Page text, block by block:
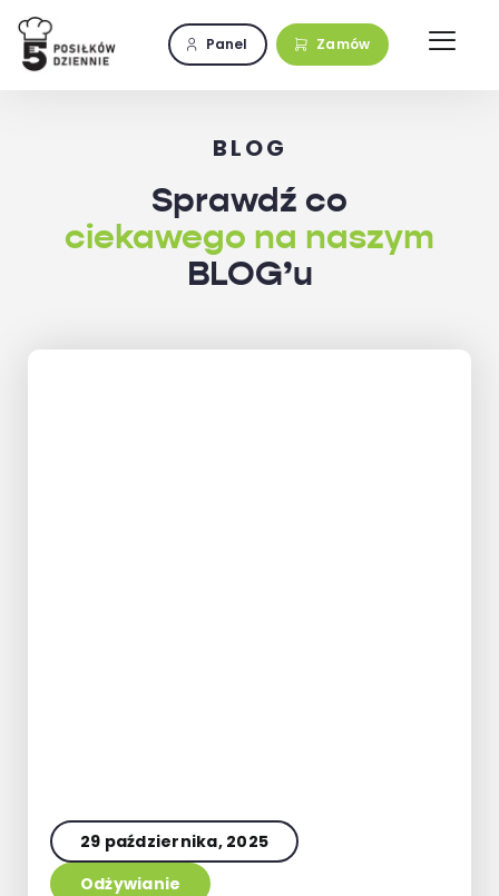
Przejdź
zawartości
Panel Zamów
BLOG
Sprawdź co
ciekawego na naszym
BLOG’u
29 października, 2025
Odżywianie